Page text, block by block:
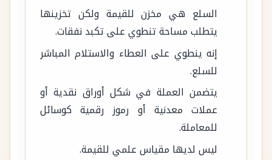
السلع هي مخزن للقيمة ولكن تخزينها
يتطلب مساحة تنطوي على تكبد نفقات.
إنه ينطوي على العطاء والاستلام المباشر
للسلع.
يتضمن العملة في شكل أوراق نقدية أو
عملات معدنية أو رموز رقمية كوسائل
للمعاملة.
ليس لديها مقياس علمي للقيمة.